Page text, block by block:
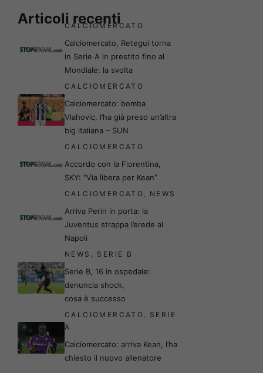
Articoli recenti
CALCIOMERCATO
Calciomercato, Retegui torna
in Serie A in prestito fino al
Mondiale: la svolta
CALCIOMERCATO
Calciomercato: bomba
Vlahovic, l’ha già preso un’altra
big italiana – SUN
CALCIOMERCATO
Accordo con la Fiorentina,
SKY: “Via libera per Kean”
CALCIOMERCATO NEWS
Arriva Perin in porta: la
Juventus strappa l’erede al
Napoli
NEWS SERIE B
Serie B, 16 in ospedale:
denuncia shock,
cosa è successo
CALCIOMERCATO
SERIE
A
Calciomercato: arriva Kean, l’ha
chiesto il nuovo allenatore